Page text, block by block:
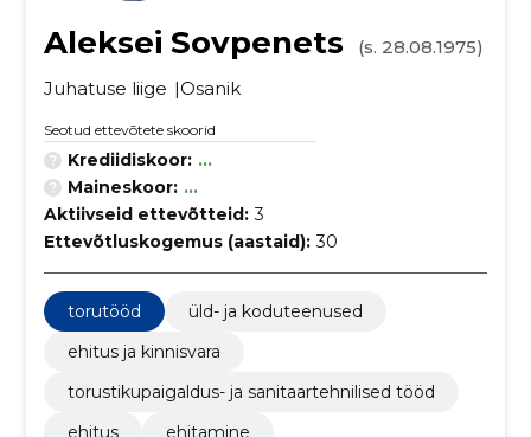
Aleksei Sovpenets
(s. 28.08.1975)
Juhatuse liige
Osanik
Seotud ettevõtete skoorid
Krediidiskoor: ...
Maineskoor: ...
Aktiivseid ettevõtteid: 3
Ettevõtluskogemus (aastaid): 30
torutööd
üld- ja koduteenused
ehitus ja kinnisvara
torustikupaigaldus- ja sanitaartehnilised tööd
ehitus
ehitamine